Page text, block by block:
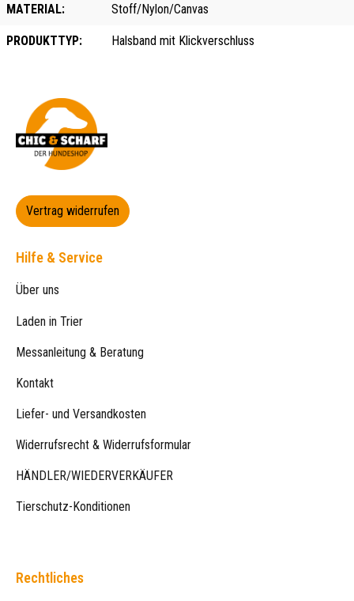
MATERIAL: Stoff/Nylon/Canvas
PRODUKTTYP: Halsband mit Klickverschluss
Vertrag widerrufen
Hilfe & Service
Über uns
Laden in Trier
Messanleitung & Beratung
Kontakt
Liefer- und Versandkosten
Widerrufsrecht & Widerrufsformular
HÄNDLER/WIEDERVERKÄUFER
Tierschutz-Konditionen
Rechtliches